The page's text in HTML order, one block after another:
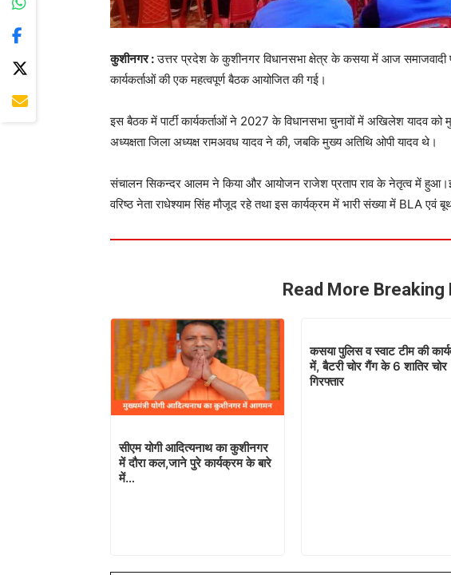
कुशीनगर :उत्तर प्रदेश के कुशीनगर विधानसभा क्षेत्र के कसया में आज समाजवादी
कार्यकर्ताओं की एक महत्वपूर्ण बैठक आयोजित की गई।
इस बैठक में पार्टी कार्यकर्ताओं ने 2027 के विधानसभा चुनावों में अखिलेश यादव
अध्यक्षता जिला अध्यक्ष रामअवध यादव ने की, जबकि मुख्य अतिथि ओपी यादव थे।
संचालन सिकन्दर आलम ने किया और आयोजन राजेश प्रताप राव के नेतृत्व में
वरिष्ठ नेता राधेश्याम सिंह मौजूद रहे तथा इस कार्यक्रम में भारी संख्या में BLA एवं बूथ
Read More Breaking
सीएम योगी आदित्यनाथ का कुशीनगर
में दौरा कल,जाने पुरे कार्यक्रम के बारे
में…
कसया पुलिस व स्वाट टीम की
में, बैटरी चोर गैंग के 6 शातिर चोर
गिरफ्तार